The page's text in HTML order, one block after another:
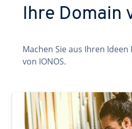
Ihre Domain
Machen Sie aus Ihren
von IONOS.